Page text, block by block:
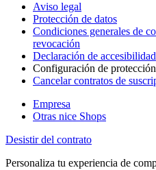
Aviso legal
Protección de datos
Condiciones generales de
revocación
Declaración de accesibilidad
Configuración de
Cancelar contratos de
Empresa
Otras nice Shops
Desistir del contrato
Personaliza tu experiencia de